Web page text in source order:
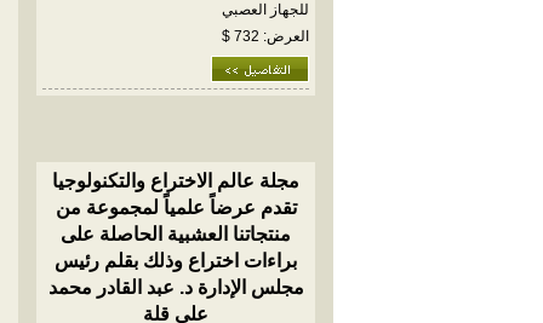
للجهاز العصبي
العرض: 732 $
مجلة عالم الاختراع والتكنولوجيا
تقدم عرضاً علمياً لمجموعة من
منتجاتنا العشبية الحاصلة على
براءات اختراع وذلك بقلم رئيس
مجلس الإدارة د. عبد القادر محمد
علي قلة